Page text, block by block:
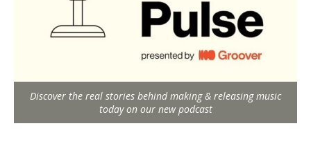
Discover the real stories behind making & releasing music
today on our new podcast